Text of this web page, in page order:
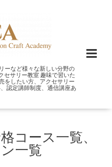
ーなど様々な新しい分野の
セサリー教室 趣味で習いた
をしたい方、アクセサリー
認定講師制度、通信講座あ
コース一覧、
一覧